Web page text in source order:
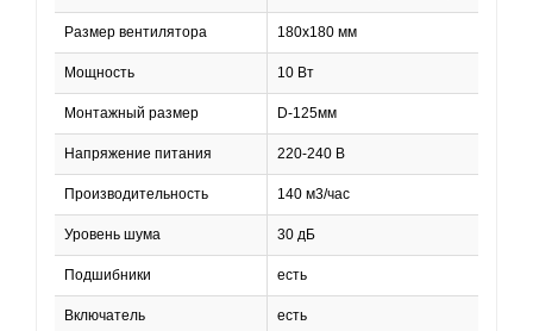
Размер вентилятора 180х180 мм
Мощность 10 Вт
Монтажный размер D-125мм
Напряжение питания 220-240 В
Производительность 140 м3/час
Уровень шума 30 дБ
Подшибники есть
Включатель есть